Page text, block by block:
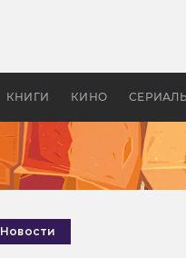
КНИГИ КИНО
Новости